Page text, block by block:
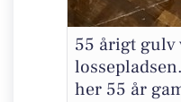
55 årigt
her 55 år